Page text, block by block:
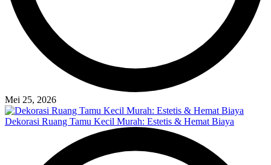
Mei 25, 2026
Dekorasi Ruang Tamu Kecil Murah: Estetis & Hemat Biaya